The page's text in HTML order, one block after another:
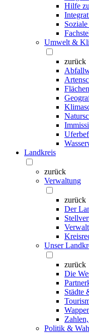
Hilfe
Umwelt &
zurück
Landkreis
zurück
Verwaltung
zurück
Der
Unser
zurück
Die
Städte
Politik &